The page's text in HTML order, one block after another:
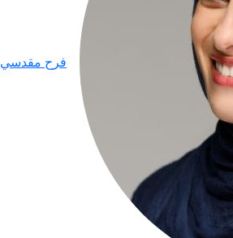
فرح مقدسي